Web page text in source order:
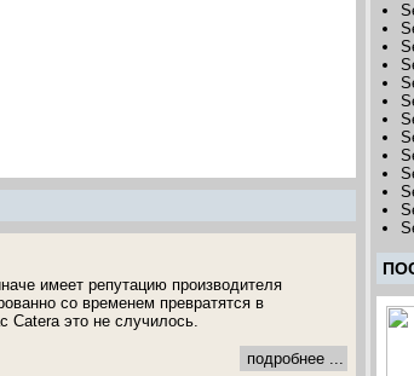
имеет репутацию производителя
со временем превратятся в
Catera это не случилось.
подробнее ...